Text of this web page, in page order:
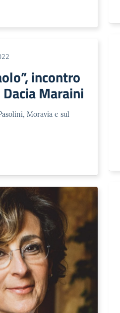
incontro
Maraini
Moravia e sul